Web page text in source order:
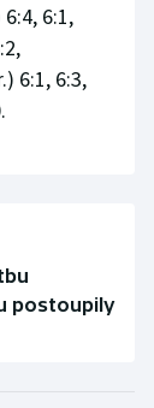
6:1,
6:1, 6:3,
postoupily